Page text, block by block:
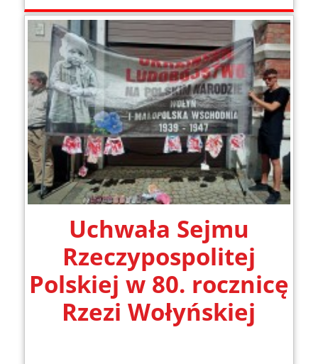
Uchwała Sejmu
Rzeczypospolitej
Polskiej w 80. rocznicę
Rzezi Wołyńskiej